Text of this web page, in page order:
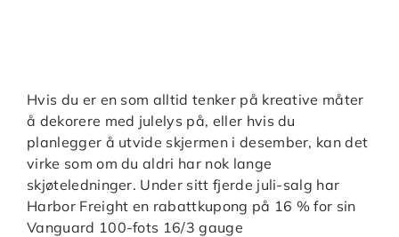
Hvis du er en som alltid tenker på kreative måter
å dekorere med julelys på, eller hvis du
planlegger å utvide skjermen i desember, kan det
virke som om du aldri har nok lange
skjøteledninger. Under sitt fjerde juli-salg har
Harbor Freight en rabattkupong på 16 % for sin
Vanguard 100-fots 16/3 gauge